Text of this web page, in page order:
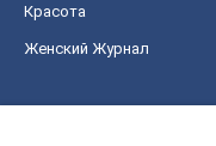
Красота
Женский Журнал